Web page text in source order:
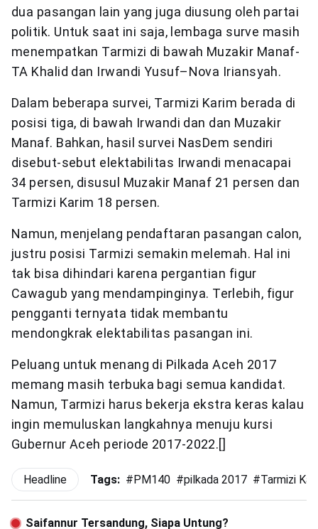
dua pasangan lain yang juga diusung oleh partai
politik. Untuk saat ini saja, lembaga surve masih
menempatkan Tarmizi di bawah Muzakir Manaf-
TA Khalid dan Irwandi Yusuf–Nova Iriansyah.
Dalam beberapa survei, Tarmizi Karim berada di
posisi tiga, di bawah Irwandi dan dan Muzakir
Manaf. Bahkan, hasil survei NasDem sendiri
disebut-sebut elektabilitas Irwandi menacapai
34 persen, disusul Muzakir Manaf 21 persen dan
Tarmizi Karim 18 persen.
Namun, menjelang pendaftaran pasangan calon,
justru posisi Tarmizi semakin melemah. Hal ini
tak bisa dihindari karena pergantian figur
Cawagub yang mendampinginya. Terlebih, figur
pengganti ternyata tidak membantu
mendongkrak elektabilitas pasangan ini.
Peluang untuk menang di Pilkada Aceh 2017
memang masih terbuka bagi semua kandidat.
Namun, Tarmizi harus bekerja ekstra keras kalau
ingin memuluskan langkahnya menuju kursi
Gubernur Aceh periode 2017-2022.[]
Headline Tags: #PM140 #pilkada 2017 #Tarmizi
Saifannur Tersandung, Siapa Untung?